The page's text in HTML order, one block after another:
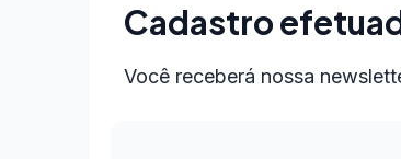
Cadastro
Você receberá nossa